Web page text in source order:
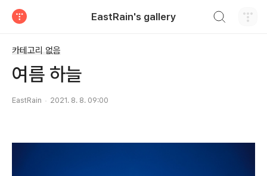
EastRain's gallery
카테고리 없음
여름 하늘
EastRain 2021. 8. 8. 09:00